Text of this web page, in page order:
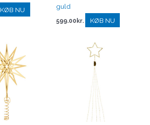
KØB NU
guld
599.00kr. KØB NU